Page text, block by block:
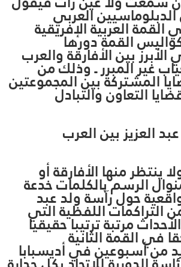
العربي
القمة العربية الإفريقية
القمة دورها
بين الأفارقة والعرب
غير المبرر ـ وذلك من
المشتركة بين المجموعتين
التعاون والتبادل
العزيز بين العرب
ينتظر منها الأفارقة أو
الرسم بالكلمات خدعة
حول رآسة ولد عبد
التراكمات اللفظية التي
مرتبة ترتيبا حقيقيا
في القمة الثانية
من أسبوعين في أديسبابا